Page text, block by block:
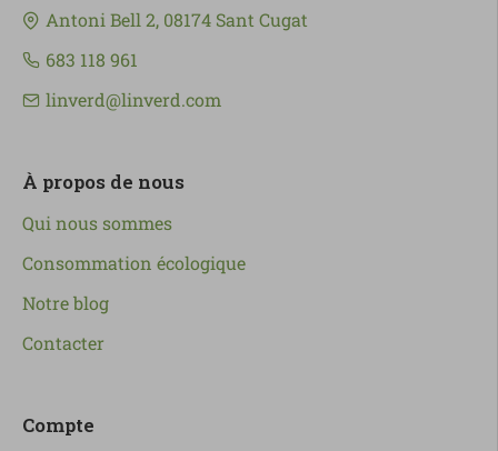
Antoni Bell 2, 08174 Sant Cugat
683 118 961
linverd@linverd.com
À propos de nous
Qui nous sommes
Consommation écologique
Notre blog
Contacter
Compte